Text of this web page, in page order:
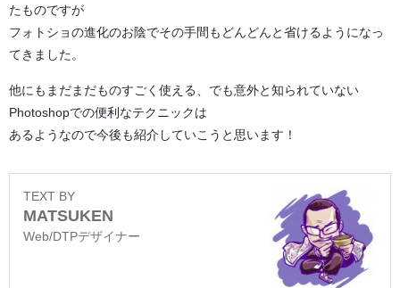
たものですが
フォトショの進化のお陰でその手間もどんどんと省けるようになっ
てきました。
他にもまだまだものすごく使える、でも意外と知られていない
Photoshopでの便利なテクニックは
あるようなので今後も紹介していこうと思います！
TEXT BY
MATSUKEN
Web/DTPデザイナー